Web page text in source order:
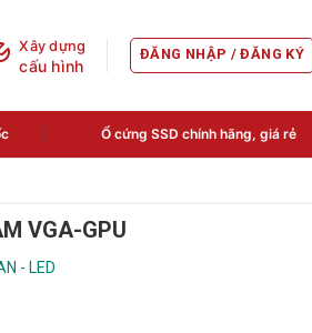
Xây dựng
cấu hình
ĐĂNG NHẬP / ĐĂNG KÝ
Ổ cứng SSD chính hãng, giá rẻ
VGA-GPU
- LED